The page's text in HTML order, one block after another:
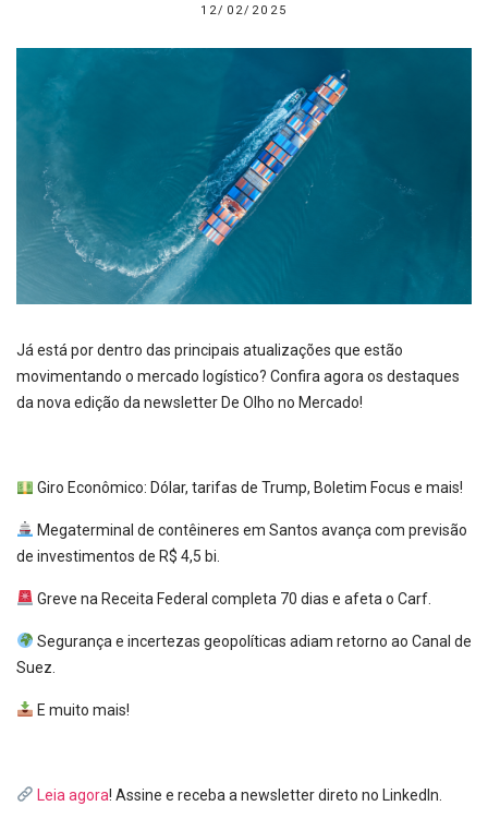
12/02/2025
Já está por dentro das principais atualizações que estão
movimentando o mercado logístico? Confira agora os destaques
da nova edição da newsletter De Olho no Mercado!
Giro Econômico: Dólar, tarifas de Trump, Boletim Focus e mais!
Megaterminal de contêineres em Santos avança com previsão
de investimentos de R$ 4,5 bi.
Greve na Receita Federal completa 70 dias e afeta o Carf.
Segurança e incertezas geopolíticas adiam retorno ao Canal de
Suez.
E muito mais!
Leia agora! Assine e receba a newsletter direto no LinkedIn.